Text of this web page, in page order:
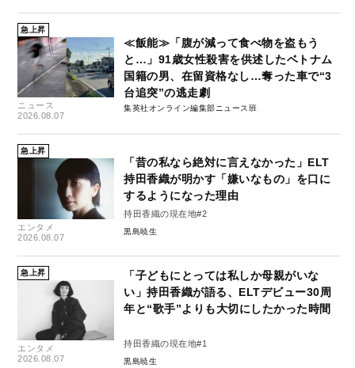
急上昇
ニュース
2026.08.07
≪飯能≫「腹が減って食べ物を盗もう
と…」91歳女性殺害を供述したベトナム
国籍の男、在留資格なし…奪った車で“3
台追突”の逃走劇
集英社オンライン編集部ニュース班
急上昇
エンタメ
2026.08.07
「昔の私なら絶対に言えなかった」ELT
持田香織が明かす「嫌いなもの」を口に
するようになった理由
持田香織の現在地#2
黒島暁生
急上昇
エンタメ
2026.08.07
「子どもにとっては私しか母親がいな
い」持田香織が語る、ELTデビュー30周
年と“歌手”よりも大切にしたかった時間
持田香織の現在地#1
黒島暁生